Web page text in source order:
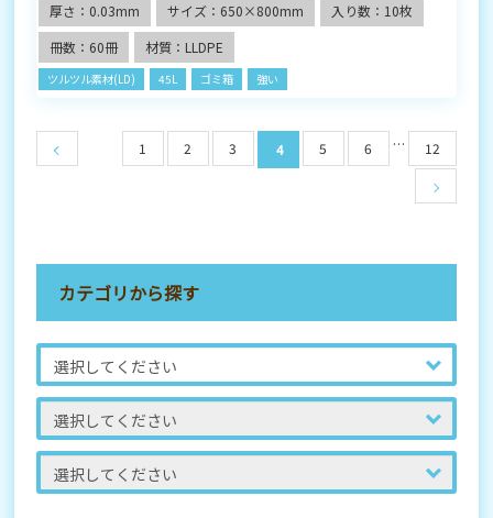
厚さ：0.03mm サイズ：650×800mm
入り数：10枚
冊数：60冊
材質：LLDPE
ツルツル素材(LD) 45L ゴミ箱 強い
1 2 3 4 5 6 … 12
カテゴリから探す